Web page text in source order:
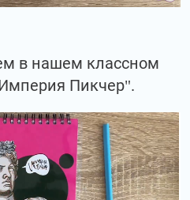
в нашем классном
Пикчер".